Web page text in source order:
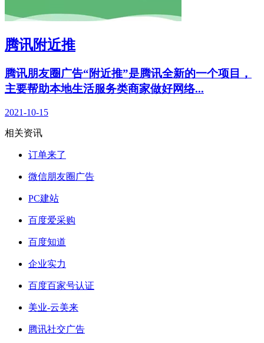
腾讯附近推
腾讯朋友圈广告“附近推”是腾讯全新的一个项目，
主要帮助本地生活服务类商家做好网络...
2021-10-15
相关资讯
订单来了
微信朋友圈广告
PC建站
百度爱采购
百度知道
企业实力
百度百家号认证
美业-云美来
腾讯社交广告